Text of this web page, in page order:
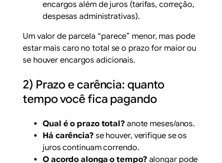
encargos além de juros (tarifas, correção,
despesas administrativas).
Um valor de parcela “parece” menor, mas pode
estar mais caro no total se o prazo for maior ou
se houver encargos adicionais.
2) Prazo e carência: quanto
tempo você fica pagando
Qual é o prazo total?anote meses/anos.
Há carência?se houver, verifique se os
juros continuam correndo.
O acordo alonga o tempo?alongar pode